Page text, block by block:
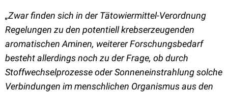
„Zwar finden sich in der Tätowiermittel-Verordnung
Regelungen zu den potentiell krebserzeugenden
aromatischen Aminen, weiterer Forschungsbedarf
besteht allerdings noch zu der Frage, ob durch
Stoffwechselprozesse oder Sonneneinstrahlung solche
Verbindungen im menschlichen Organismus aus den